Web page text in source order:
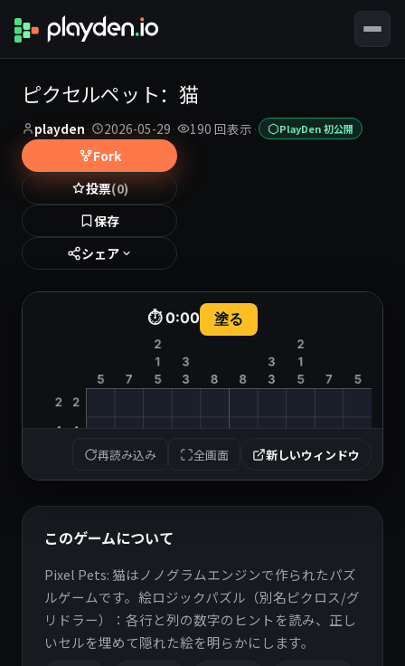
ピクセルペット：猫
playden · 2026-05-29 · 190 回表示 · PlayDen 初公開
Fork
投票(0)
保存
シェア
再読み込み 全画面 新しいウィンドウ
このゲームについて
Pixel Pets: 猫はノノグラムエンジンで作られたパズ
ルゲームです。絵ロジックパズル（別名ピクロス/グ
リドラー）：各行と列の数字のヒントを読み、正し
いセルを埋めて隠れた絵を明らかにします。